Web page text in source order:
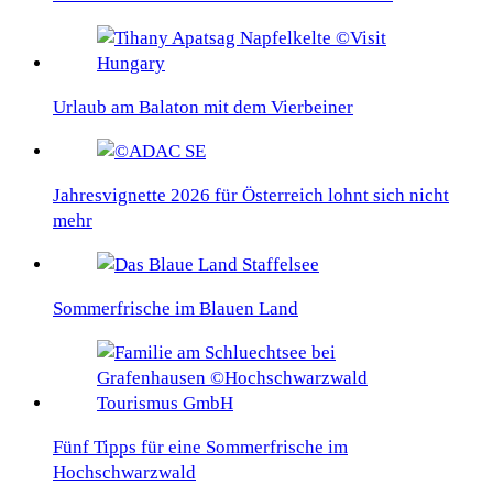
Urlaub am Balaton mit dem Vierbeiner
Jahresvignette 2026 für Österreich lohnt sich nicht
mehr
Sommerfrische im Blauen Land
Fünf Tipps für eine Sommerfrische im
Hochschwarzwald